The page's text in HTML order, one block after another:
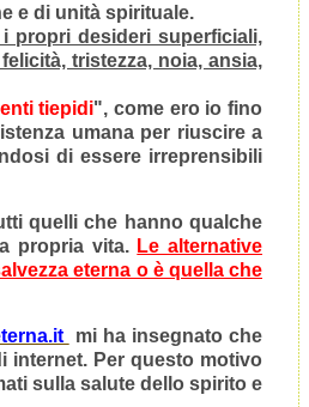
e di unità spirituale.
propri desideri superficiali,
tristezza, noia, ansia,
tiepidi", come ero io fino
umana per riuscire a
di essere irreprensibili
quelli che hanno qualche
propria vita. Le alternative
eterna o è quella che
mi ha insegnato che
internet. Per questo motivo
sulla salute dello spirito e